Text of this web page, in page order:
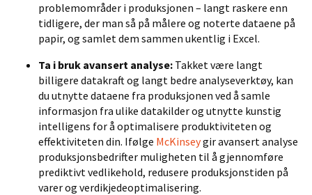
problemområder i produksjonen – langt raskere enn
tidligere, der man så på målere og noterte dataene på
papir, og samlet dem sammen ukentlig i Excel.
Ta i bruk avansert analyse: Takket være langt
billigere datakraft og langt bedre analyseverktøy, kan
du utnytte dataene fra produksjonen ved å samle
informasjon fra ulike datakilder og utnytte kunstig
intelligens for å optimalisere produktiviteten og
effektiviteten din. Ifølge McKinseygir avansert analyse
produksjonsbedrifter muligheten til å gjennomføre
prediktivt vedlikehold, redusere produksjonstiden på
varer og verdikjedeoptimalisering.